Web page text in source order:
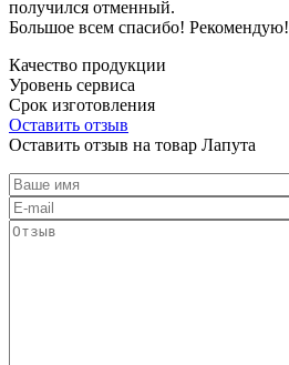
получился отменный.
Большое всем спасибо! Рекомендую!
Качество продукции
Уровень сервиса
Срок изготовления
Оставить отзыв
Оставить отзыв на товар Лапута